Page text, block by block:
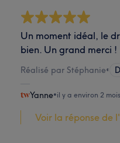
Un moment idéal, le
bien. Un grand merci !
Réalisé par Stéphanie•
Yanne•il y a environ 2 mois
Voir la réponse de